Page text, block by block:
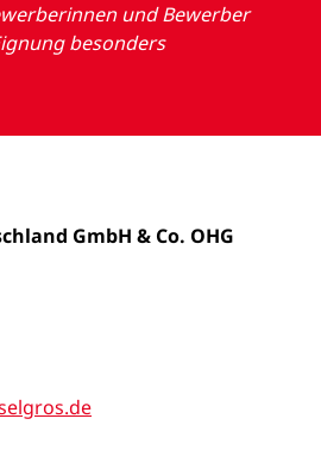
und Bewerber
besonders
GmbH & Co. OHG